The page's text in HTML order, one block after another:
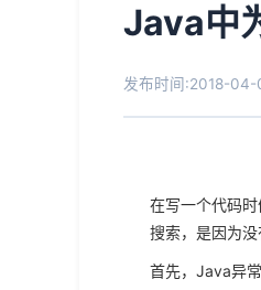
Java中
发布时间:2018-04-
在写一个代码
搜索，是因为没
首先，Java异